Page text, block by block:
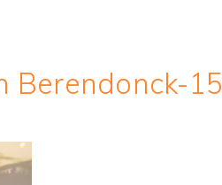
Berendonck-15